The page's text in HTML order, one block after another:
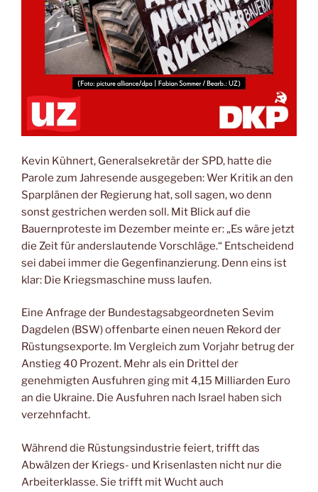
Kevin Kühnert, Generalsekretär der SPD, hatte die
Parole zum Jahresende ausgegeben: Wer Kritik an den
Sparplänen der Regierung hat, soll sagen, wo denn
sonst gestrichen werden soll. Mit Blick auf die
Bauernproteste im Dezember meinte er: „Es wäre jetzt
die Zeit für anderslautende Vorschläge.“ Entscheidend
sei dabei immer die Gegenfinanzierung. Denn eins ist
klar: Die Kriegsmaschine muss laufen.
Eine Anfrage der Bundestagsabgeordneten Sevim
Dagdelen (BSW) offenbarte einen neuen Rekord der
Rüstungsexporte. Im Vergleich zum Vorjahr betrug der
Anstieg 40 Prozent. Mehr als ein Drittel der
genehmigten Ausfuhren ging mit 4,15 Milliarden Euro
an die Ukraine. Die Ausfuhren nach Israel haben sich
verzehnfacht.
Während die Rüstungsindustrie feiert, trifft das
Abwälzen der Kriegs- und Krisenlasten nicht nur die
Arbeiterklasse. Sie trifft mit Wucht auch